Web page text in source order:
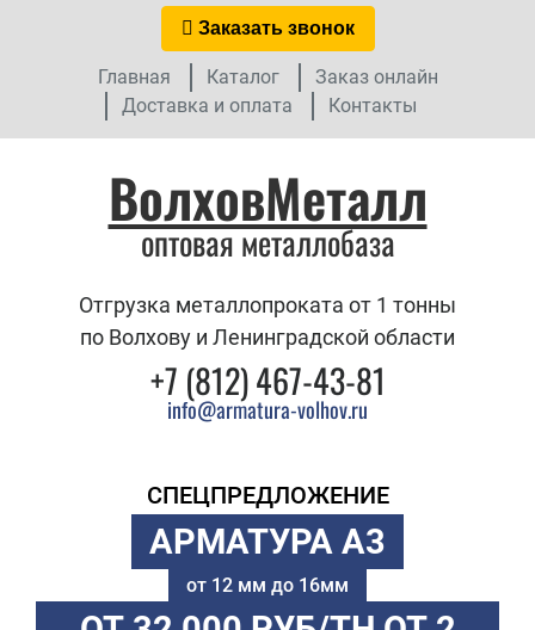
Заказать звонок
Главная Каталог
Заказ онлайн
Доставка и оплата
Контакты
ВолховМеталл
оптовая металлобаза
Отгрузка металлопроката от 1 тонны
по Волхову и Ленинградской области
+7 (812) 467-43-81
info@armatura-volhov.ru
СПЕЦПРЕДЛОЖЕНИЕ
АРМАТУРА А3
от 12 мм до 16мм